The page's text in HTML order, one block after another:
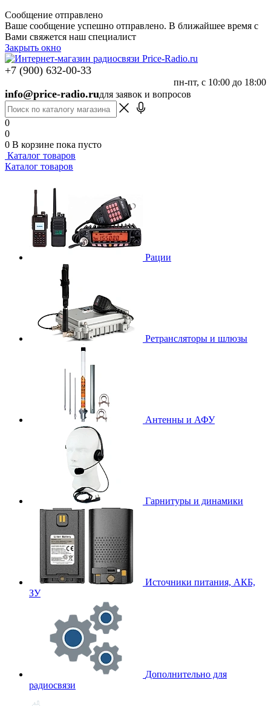
Сообщение отправлено
Ваше сообщение успешно отправлено. В ближайшее время с
Вами свяжется наш специалист
Закрыть окно
+7 (900) 632-00-33
пн-пт, с 10:00 до 18:00
info@price-radio.ruдля заявок и вопросов
0
0
0 В корзине пока пусто
Каталог товаров
Каталог товаров
Рации
Ретрансляторы и шлюзы
Антенны и АФУ
Гарнитуры и динамики
Источники питания, АКБ,
ЗУ
Дополнительно для
радиосвязи